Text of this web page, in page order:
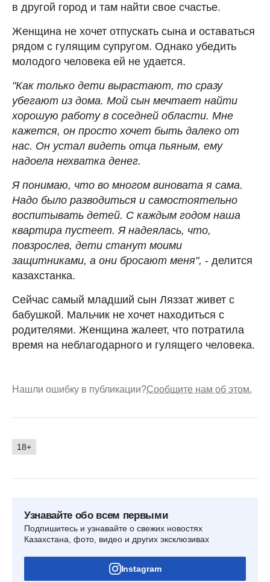
в другой город и там найти свое счастье.
Женщина не хочет отпускать сына и оставаться
рядом с гулящим супругом. Однако убедить
молодого человека ей не удается.
"Как только дети вырастают, то сразу
убегают из дома. Мой сын мечтает найти
хорошую работу в соседней области. Мне
кажется, он просто хочет быть далеко от
нас. Он устал видеть отца пьяным, ему
надоела нехватка денег.
Я понимаю, что во многом виновата я сама.
Надо было разводиться и самостоятельно
воспитывать детей. С каждым годом наша
квартира пустеет. Я надеялась, что,
повзрослев, дети станут моими
защитниками, а они бросают меня", - делится
казахстанка.
Сейчас самый младший сын Ляззат живет с
бабушкой. Мальчик не хочет находиться с
родителями. Женщина жалеет, что потратила
время на неблагодарного и гулящего человека.
Нашли ошибку в публикации?Сообщите нам об этом.
18+
Узнавайте обо всем первыми
Подпишитесь и узнавайте о свежих новостях
Казахстана, фото, видео и других эксклюзивах
Instagram